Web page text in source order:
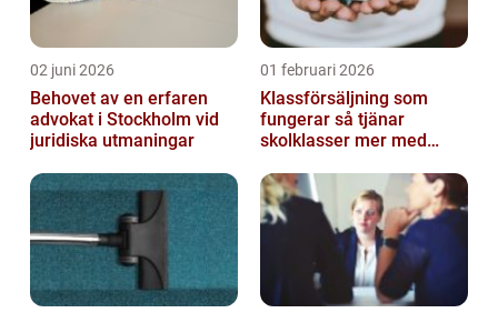
02 juni 2026
Behovet av en erfaren
advokat i Stockholm vid
juridiska utmaningar
01 februari 2026
Klassförsäljning som
fungerar så tjänar
skolklasser mer med